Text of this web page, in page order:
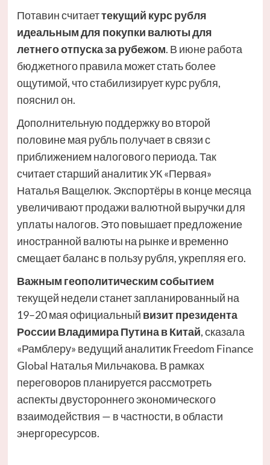
Потавин считаеттекущий курс рубля
идеальным для покупки валюты для
летнего отпуска за рубежом. В июне работа
бюджетного правила может стать более
ощутимой, что стабилизирует курс рубля,
пояснил он.
Дополнительную поддержку во второй
половине мая рубль получает в связи с
приближением налогового периода. Так
считает старший аналитик УК «Первая»
Наталья Ващелюк. Экспортёры в конце месяца
увеличивают продажи валютной выручки для
уплаты налогов. Это повышает предложение
иностранной валюты на рынке и временно
смещает баланс в пользу рубля, укрепляя его.
Важным геополитическим событием
текущей недели станет запланированный на
19–20 мая официальный визит президента
России Владимира Путинав Китай, сказала
«Рамблеру» ведущий аналитик Freedom Finance
Global Наталья Мильчакова. В рамках
переговоров планируется рассмотреть
аспекты двустороннего экономического
взаимодействия — в частности, в области
энергоресурсов.